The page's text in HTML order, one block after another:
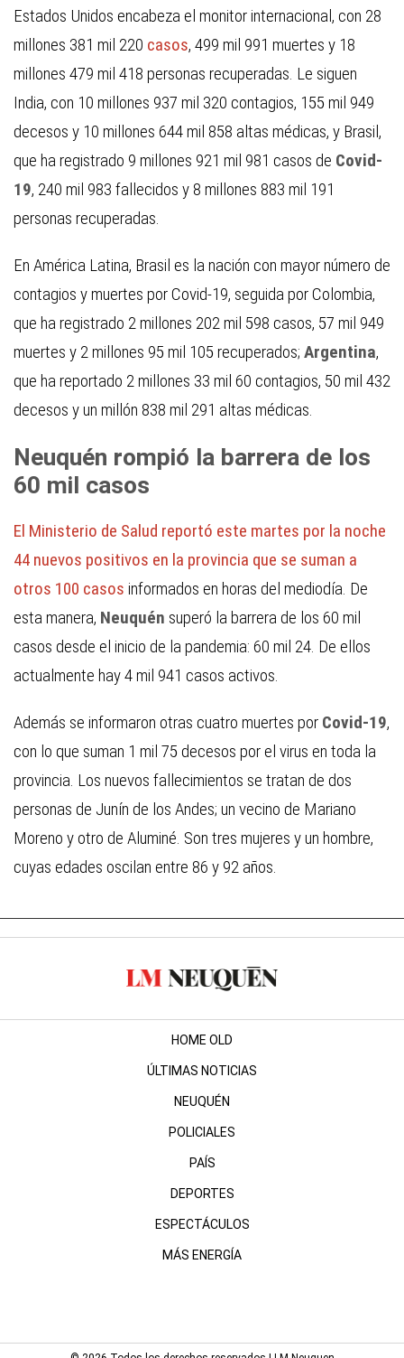
Estados Unidos encabeza el monitor internacional, con 28
millones 381 mil 220 casos, 499 mil 991 muertes y 18
millones 479 mil 418 personas recuperadas. Le siguen
India, con 10 millones 937 mil 320 contagios, 155 mil 949
decesos y 10 millones 644 mil 858 altas médicas, y Brasil,
que ha registrado 9 millones 921 mil 981 casos de Covid-
19, 240 mil 983 fallecidos y 8 millones 883 mil 191
personas recuperadas.
En América Latina, Brasil es la nación con mayor número de
contagios y muertes por Covid-19, seguida por Colombia,
que ha registrado 2 millones 202 mil 598 casos, 57 mil 949
muertes y 2 millones 95 mil 105 recuperados; Argentina,
que ha reportado 2 millones 33 mil 60 contagios, 50 mil 432
decesos y un millón 838 mil 291 altas médicas.
Neuquén rompió la barrera de los
60 mil casos
El Ministerio de Salud reportó este martes por la noche
44 nuevos positivos en la provincia que se suman a
otros 100 casos informados en horas del mediodía. De
esta manera, Neuquén superó la barrera de los 60 mil
casos desde el inicio de la pandemia: 60 mil 24. De ellos
actualmente hay 4 mil 941 casos activos.
Además se informaron otras cuatro muertes por Covid-19,
con lo que suman 1 mil 75 decesos por el virus en toda la
provincia. Los nuevos fallecimientos se tratan de dos
personas de Junín de los Andes; un vecino de Mariano
Moreno y otro de Aluminé. Son tres mujeres y un hombre,
cuyas edades oscilan entre 86 y 92 años.
HOME OLD
ÚLTIMAS NOTICIAS
NEUQUÉN
POLICIALES
PAÍS
DEPORTES
ESPECTÁCULOS
MÁS ENERGÍA